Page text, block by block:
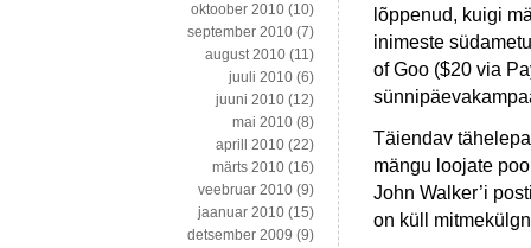
lõppenud, kuigi
inimeste
of Goo ($20 via
Täiendav
mängu loojate
John Walker’i
on küll
oktoober 2010 (10)
september 2010 (7)
august 2010 (11)
juuli 2010 (6)
juuni 2010 (12)
mai 2010 (8)
aprill 2010 (22)
märts 2010 (16)
veebruar 2010 (9)
jaanuar 2010 (15)
detsember 2009 (9)